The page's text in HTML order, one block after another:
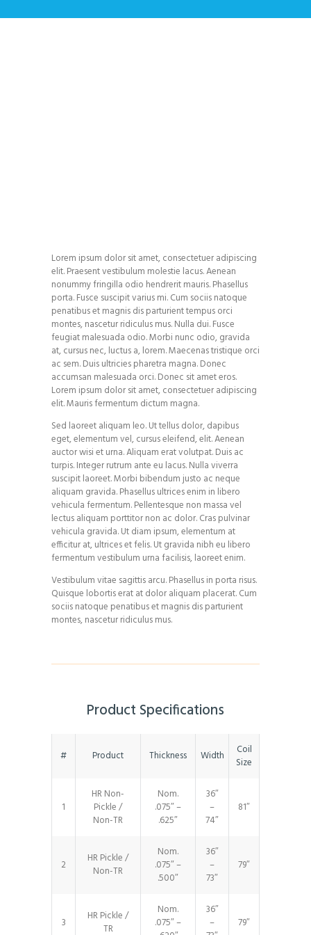
Lorem ipsum dolor sit amet, consectetuer adipiscing
elit. Praesent vestibulum molestie lacus. Aenean
nonummy fringilla odio hendrerit mauris. Phasellus
porta. Fusce suscipit varius mi. Cum sociis natoque
penatibus et magnis dis parturient tempus orci
montes, nascetur ridiculus mus. Nulla dui. Fusce
feugiat malesuada odio. Morbi nunc odio, gravida
at, cursus nec, luctus a, lorem. Maecenas tristique orci
ac sem. Duis ultricies pharetra magna. Donec
accumsan malesuada orci. Donec sit amet eros.
Lorem ipsum dolor sit amet, consectetuer adipiscing
elit. Mauris fermentum dictum magna.
Sed laoreet aliquam leo. Ut tellus dolor, dapibus
eget, elementum vel, cursus eleifend, elit. Aenean
auctor wisi et urna. Aliquam erat volutpat. Duis ac
turpis. Integer rutrum ante eu lacus. Nulla viverra
suscipit laoreet. Morbi bibendum justo ac neque
aliquam gravida. Phasellus ultrices enim in libero
vehicula fermentum. Pellentesque non massa vel
lectus aliquam porttitor non ac dolor. Cras pulvinar
vehicula gravida. Ut diam ipsum, elementum at
efficitur at, ultrices et felis. Ut gravida nibh eu libero
fermentum vestibulum urna facilisis, laoreet enim.
Vestibulum vitae sagittis arcu. Phasellus in porta risus.
Quisque lobortis erat at dolor aliquam placerat. Cum
sociis natoque penatibus et magnis dis parturient
montes, nascetur ridiculus mus.
Product Specifications
# Product Thickness Width
Coil
Size
1
HR Non-
Pickle /
Non-TR
Nom.
.075″ –
.625″
36″
–
74″
81″
2
HR Pickle /
Non-TR
Nom.
.075″ –
.500″
36″
–
73″
79″
3
HR Pickle /
TR
Nom.
.075″ –
36″
–
79″